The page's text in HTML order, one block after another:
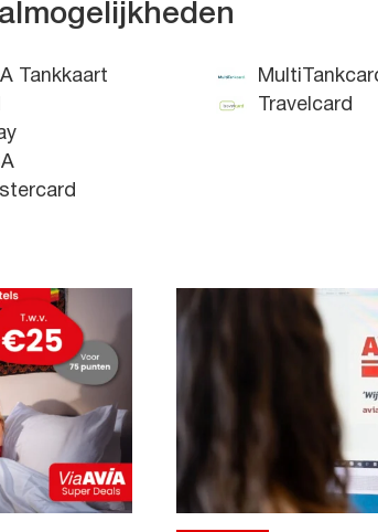
Tankkaart
Travelcard